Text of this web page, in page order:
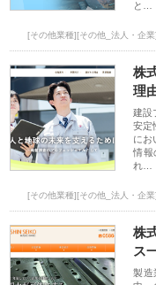
と…
[その他業種][その他_法人・企業]
株
理
建設
安定
にお
情報
れ…
[その他業種][その他_法人・企業]
株
ス
製造